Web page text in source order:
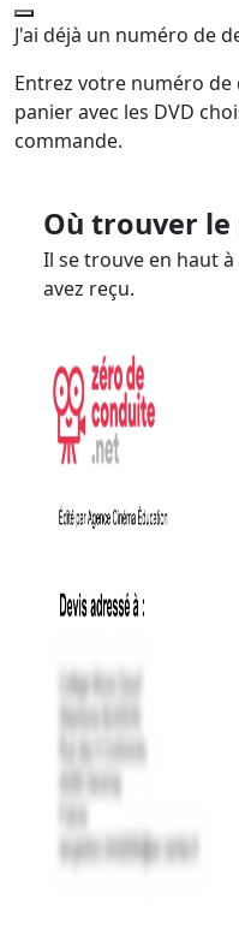
J'ai déjà un numéro de
Entrez votre numéro
panier avec les DVD
commande.
Où trouver le
Il se trouve en haut
avez reçu.